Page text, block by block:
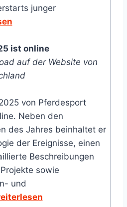
junger
ist online
auf der Website von
von Pferdesport
Neben den
des Jahres beinhaltet er
der Ereignisse, einen
Beschreibungen
sowie
und